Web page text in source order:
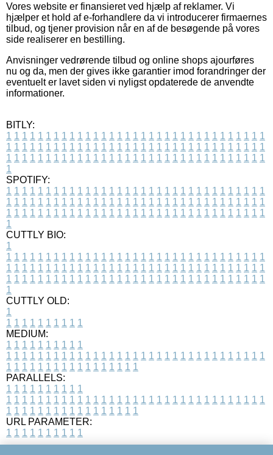
Vores website er finansieret ved hjælp af reklamer. Vi
hjælper et hold af e-forhandlere da vi introducerer firmaernes
tilbud, og tjener provision når en af de besøgende på vores
side realiserer en bestilling.
Anvisninger vedrørende tilbud og online shops ajourføres
nu og da, men der gives ikke garantier imod forandringer der
eventuelt er lavet siden vi nyligst opdaterede de anvendte
informationer.
BITLY:
1 1 1 1 1 1 1 1 1 1 1 1 1 1 1 1 1 1 1 1 1 1 1 1 1 1 1 1 1 1 1 1 1
1 1 1 1 1 1 1 1 1 1 1 1 1 1 1 1 1 1 1 1 1 1 1 1 1 1 1 1 1 1 1 1 1
1 1 1 1 1 1 1 1 1 1 1 1 1 1 1 1 1 1 1 1 1 1 1 1 1 1 1 1 1 1 1 1 1
1
SPOTIFY:
1 1 1 1 1 1 1 1 1 1 1 1 1 1 1 1 1 1 1 1 1 1 1 1 1 1 1 1 1 1 1 1 1
1 1 1 1 1 1 1 1 1 1 1 1 1 1 1 1 1 1 1 1 1 1 1 1 1 1 1 1 1 1 1 1 1
1 1 1 1 1 1 1 1 1 1 1 1 1 1 1 1 1 1 1 1 1 1 1 1 1 1 1 1 1 1 1 1 1
1
CUTTLY BIO:
1
1 1 1 1 1 1 1 1 1 1 1 1 1 1 1 1 1 1 1 1 1 1 1 1 1 1 1 1 1 1 1 1 1
1 1 1 1 1 1 1 1 1 1 1 1 1 1 1 1 1 1 1 1 1 1 1 1 1 1 1 1 1 1 1 1 1
1 1 1 1 1 1 1 1 1 1 1 1 1 1 1 1 1 1 1 1 1 1 1 1 1 1 1 1 1 1 1 1 1
1
CUTTLY OLD:
1
1 1 1 1 1 1 1 1 1 1
MEDIUM:
1 1 1 1 1 1 1 1 1 1
1 1 1 1 1 1 1 1 1 1 1 1 1 1 1 1 1 1 1 1 1 1 1 1 1 1 1 1 1 1 1 1 1
1 1 1 1 1 1 1 1 1 1 1 1 1 1 1 1 1
PARALLELS:
1 1 1 1 1 1 1 1 1 1
1 1 1 1 1 1 1 1 1 1 1 1 1 1 1 1 1 1 1 1 1 1 1 1 1 1 1 1 1 1 1 1 1
1 1 1 1 1 1 1 1 1 1 1 1 1 1 1 1 1
URL PARAMETER:
1 1 1 1 1 1 1 1 1 1